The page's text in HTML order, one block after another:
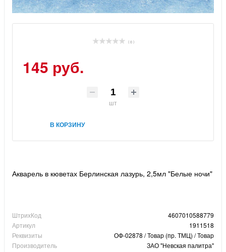
( 0 )
145 руб.
шт
В КОРЗИНУ
Акварель в кюветах Берлинская лазурь, 2,5мл "Белые ночи"
ШтрихКод
4607010588779
Артикул
1911518
Реквизиты
ОФ-02878 / Товар (пр. ТМЦ) / Товар
Производитель
ЗАО "Невская палитра"